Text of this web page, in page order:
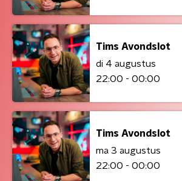
Tims Avondslot
di 4 augustus
22:00 - 00:00
Tims Avondslot
ma 3 augustus
22:00 - 00:00